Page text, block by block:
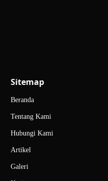
Sitemap
Beranda
Tentang Kami
Hubungi Kami
Artikel
Galeri